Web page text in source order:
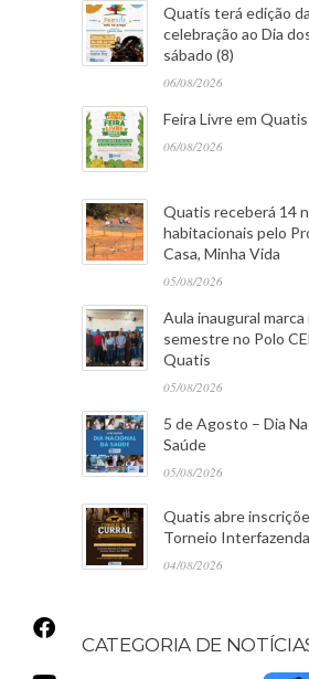
Quatis terá edição
celebração ao Dia
sábado (8)
06/08/2026
Feira Livre em Quatis
06/08/2026
Quatis receberá 14
habitacionais pelo
Casa, Minha Vida
05/08/2026
Aula inaugural
semestre no Polo
Quatis
05/08/2026
5 de Agosto – Dia
Saúde
05/08/2026
Quatis abre
Torneio
04/08/2026
CATEGORIA DE